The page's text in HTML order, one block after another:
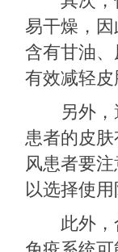
易干燥，
含有甘油
有效减轻皮
另外，避
患者的皮
风患者要
以选择使
此外，合